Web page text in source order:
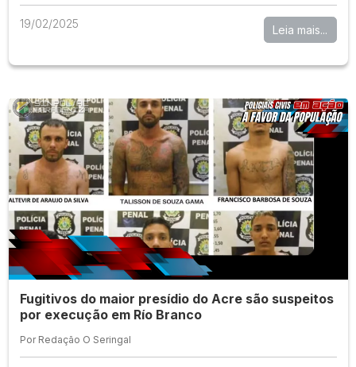
19/02/2025 Leia mais...
Fugitivos do maior presídio do Acre são suspeitos
por execução em Río Branco
Por Redação O Seringal